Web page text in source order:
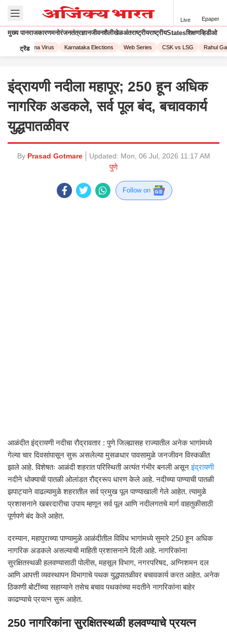
Live Epaper
मुख्य पानराजकारणमनोरंजनतंत्रज्ञानजीवनशैलीखेळअंतराष्ट्रीयराष्ट्रीयStatesशिक्षणव्हिडीओ
ट्रेंड
Corona Virus Karnataka Elections Web Series CSK vs LSG Rahul
इंद्रायणी नदीला महापूर; 250 हून अधिक
नागरिक अडकले, सर्व पूल बंद, बचावकार्य
युद्धपातळीवर
By Prasad Gotmare Updated: Mon, 06 Jul, 2026 11:17 AM
पुणे
Follow on
आळंदीत इंद्रायणी नदीचा रौद्रावतार : पुणे जिल्ह्यासह राज्यातील अनेक भागांमध्ये
गेल्या चार दिवसांपासून सुरू असलेल्या मुसळधार पावसामुळे जनजीवन विस्कळीत
झाले आहे. विशेषतः आळंदी शहरात परिस्थिती अत्यंत गंभीर बनली असूनइंद्रायणी
नदीने धोक्याची पातळी ओलांडत रौद्ररूप धारण केले आहे. नदीच्या पाण्याची पातळी
झपाट्याने वाढल्यामुळे शहरातील सर्व प्रमुख पूल पाण्याखाली गेले आहेत. त्यामुळे
प्रशासनाने खबरदारीचा उपाय म्हणून सर्व पूल आणि नदीलगतचे मार्ग वाहतुकीसाठी
पूर्णपणे बंद केले आहेत.
दरम्यान, महापुराच्या पाण्यामुळे आळंदीतील विविध भागांमध्ये सुमारे 250 हून अधिक
नागरिक अडकले असल्याची माहिती प्रशासनाने दिली आहे. नागरिकांना
सुरक्षितस्थळी हलवण्यासाठी पोलीस, महसूल विभाग, नगरपरिषद, अग्निशमन दल
आणि आपत्ती व्यवस्थापन विभागाचे पथक युद्धपातळीवर बचावकार्य करत आहेत. अनेक
ठिकाणी बोटींच्या सहाय्याने तसेच बचाव पथकांच्या मदतीने नागरिकांना बाहेर
काढण्याचे प्रयत्न सुरू आहेत.
250 नागरिकांना सुरक्षितस्थळी हलवण्याचे प्रयत्न